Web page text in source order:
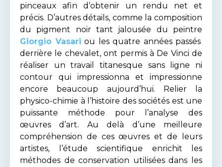
pinceaux afin d’obtenir un rendu net et
précis. D’autres détails, comme la composition
du pigment noir tant jalousée du peintre
Giorgio Vasari ou les quatre années passés
derrière le chevalet, ont permis à De Vinci de
réaliser un travail titanesque sans ligne ni
contour qui impressionna et impressionne
encore beaucoup aujourd’hui. Relier la
physico-chimie à l’histoire des sociétés est une
puissante méthode pour l’analyse des
œuvres d’art. Au delà d’une meilleure
compréhension de ces œuvres et de leurs
artistes, l’étude scientifique enrichit les
méthodes de conservation utilisées dans les